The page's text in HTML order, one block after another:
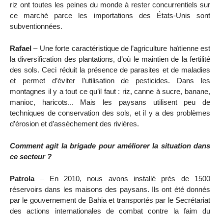
riz ont toutes les peines du monde à rester concurrentiels sur
ce marché parce les importations des États-Unis sont
subventionnées.
Rafael – Une forte caractéristique de l’agriculture haïtienne est
la diversification des plantations, d’où le maintien de la fertilité
des sols. Ceci réduit la présence de parasites et de maladies
et permet d’éviter l’utilisation de pesticides. Dans les
montagnes il y a tout ce qu’il faut : riz, canne à sucre, banane,
manioc, haricots... Mais les paysans utilisent peu de
techniques de conservation des sols, et il y a des problèmes
d’érosion et d’assèchement des rivières.
Comment agit la brigade pour améliorer la situation dans
ce secteur ?
Patrola– En 2010, nous avons installé près de 1500
réservoirs dans les maisons des paysans. Ils ont été donnés
par le gouvernement de Bahia et transportés par le Secrétariat
des actions internationales de combat contre la faim du